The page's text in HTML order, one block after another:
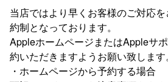
当店ではより早くお客様のご対応
約制となっております。
AppleホームページまたはAppleサ
約いただきますようお願い致します。
・ホームページから予約する場合